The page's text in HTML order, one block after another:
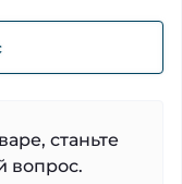
станьте
вопрос.